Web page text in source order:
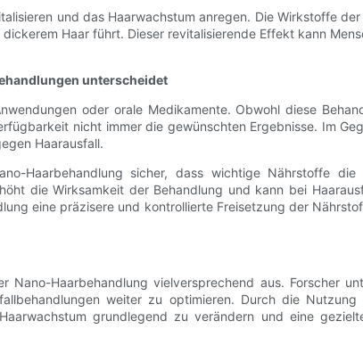
und das Haarwachstum anregen. Die Wirkstoffe
Haar führt. Dieser revitalisierende Effekt kann
unterscheidet
oder orale Medikamente. Obwohl diese
nicht immer die gewünschten Ergebnisse. Im
Haarausfall.
Haarbehandlung sicher, dass wichtige Nährstoffe
die Wirksamkeit der Behandlung und kann bei
eine präzisere und kontrollierte Freisetzung der
Haarbehandlung vielversprechend aus. Forscher
weiter zu optimieren. Durch die
grundlegend zu verändern und eine